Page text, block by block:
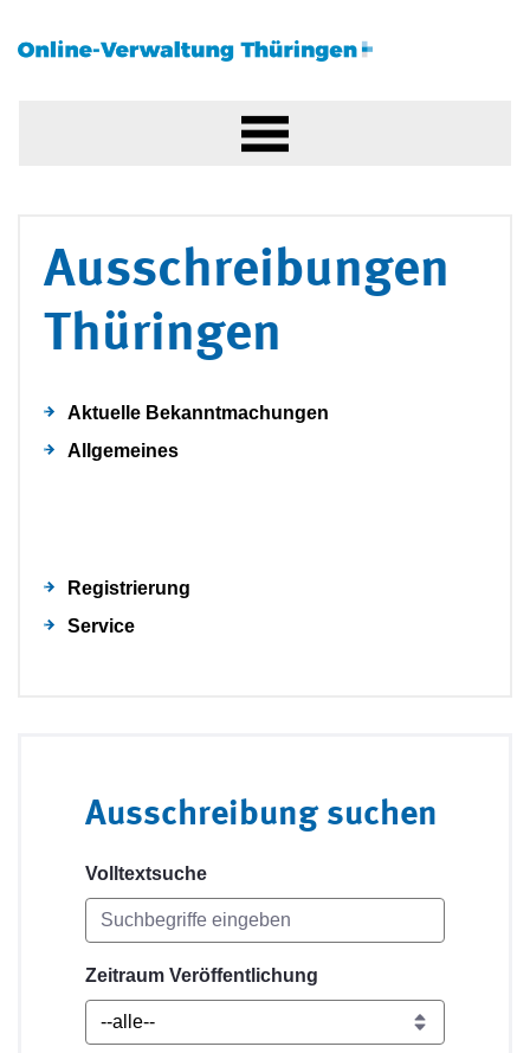
Ausschreibungen
Thüringen
Aktuelle Bekanntmachungen
Allgemeines
Registrierung
Service
Ausschreibung suchen
Volltextsuche
Zeitraum Veröffentlichung